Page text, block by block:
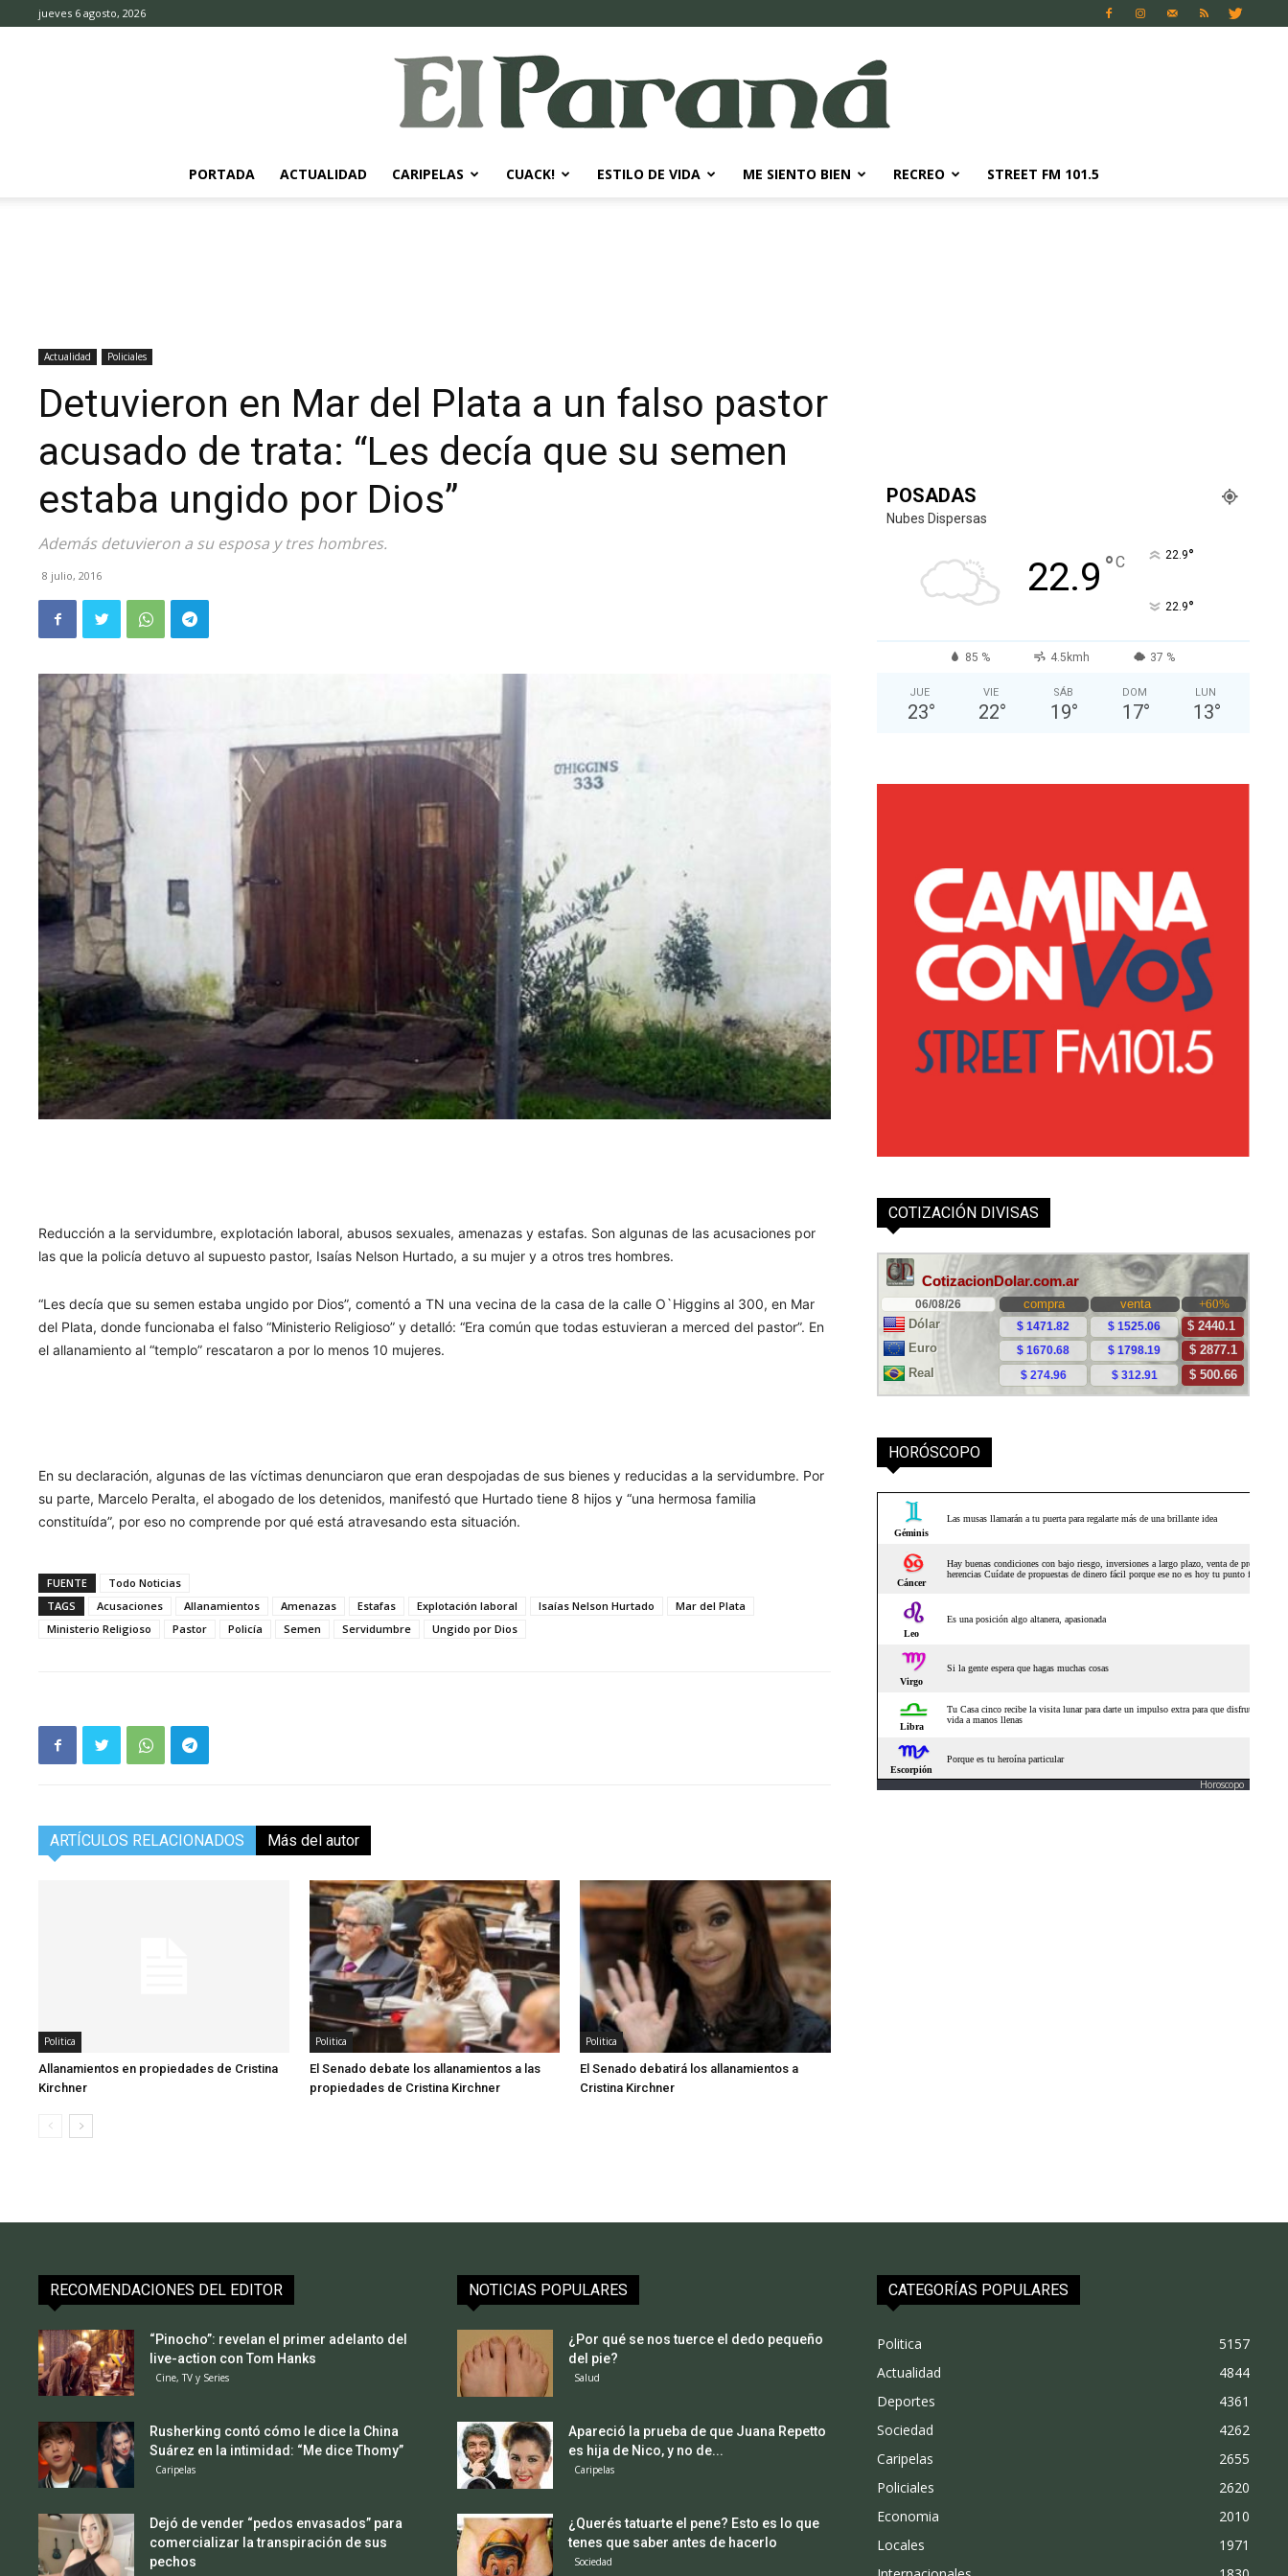
jueves 6 agosto, 2026
Diario
PORTADA ACTUALIDAD CARIPELAS CUACK! ESTILO DE VIDA ME SIENTO BIEN RECREO STREET FM 101.5
Actualidad Policiales
Detuvieron en Mar del Plata a un falso pastor
acusado de trata: “Les decía que su semen
estaba ungido por Dios”
Además detuvieron a su esposa y tres hombres.
8 julio, 2016
Reducción a la servidumbre, explotación laboral, abusos sexuales, amenazas y estafas. Son algunas de las acusaciones por
las que la policía detuvo al supuesto pastor, Isaías Nelson Hurtado, a su mujer y a otros tres hombres.
“Les decía que su semen estaba ungido por Dios”, comentó a TN una vecina de la casa de la calle O`Higgins al 300, en Mar
del Plata, donde funcionaba el falso “Ministerio Religioso” y detalló: “Era común que todas estuvieran a merced del pastor”. En
el allanamiento al “templo” rescataron a por lo menos 10 mujeres.
En su declaración, algunas de las víctimas denunciaron que eran despojadas de sus bienes y reducidas a la servidumbre. Por
su parte, Marcelo Peralta, el abogado de los detenidos, manifestó que Hurtado tiene 8 hijos y “una hermosa familia
constituída”, por eso no comprende por qué está atravesando esta situación.
FUENTE
Todo Noticias
TAGS
Acusaciones Allanamientos Amenazas Estafas Explotación laboral Isaías Nelson Hurtado
Mar del Plata
Ministerio Religioso
Pastor Policía Semen Servidumbre Ungido por Dios
ARTÍCULOS RELACIONADOS Más del autor
Politica
Allanamientos en propiedades de Cristina
Kirchner
Politica
El Senado debate los allanamientos a las
propiedades de Cristina Kirchner
Politica
El Senado debatirá los allanamientos a
Cristina Kirchner
POSADAS
Nubes Dispersas
22.9 °C 22.9°
22.9°
85 % 4.5kmh 37 %
JUE
23°
VIE
22°
SÁB
19°
DOM
17°
LUN
13°
COTIZACIÓN DIVISAS
HORÓSCOPO
Horoscopo
RECOMENDACIONES DEL EDITOR
“Pinocho”: revelan el primer adelanto del
live-action con Tom Hanks
Cine, TV y Series
Rusherking contó cómo le dice la China
Suárez en la intimidad: “Me dice Thomy”
Caripelas
Dejó de vender “pedos envasados” para
comercializar la transpiración de sus
pechos
NOTICIAS POPULARES
¿Por qué se nos tuerce el dedo pequeño
del pie?
Salud
Apareció la prueba de que Juana Repetto
es hija de Nico, y no de...
Caripelas
¿Querés tatuarte el pene? Esto es lo que
tenes que saber antes de hacerlo
Sociedad
CATEGORÍAS POPULARES
Politica
5157
Actualidad
4844
Deportes
4361
Sociedad
4262
Caripelas
2655
Policiales
2620
Economia
2010
Locales
1971